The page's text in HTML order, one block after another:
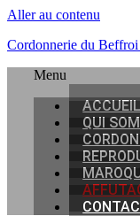
Aller au contenu
Cordonnerie du
Menu
QUI